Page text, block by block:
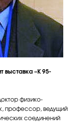
выставка «К 95-
физико-
профессор, ведущий
соединений